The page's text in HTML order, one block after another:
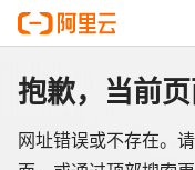
抱歉，当前
网址错误或不存在。